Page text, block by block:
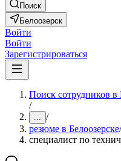
Поиск
Белоозерск
Войти
Войти
Зарегистрироваться
Поиск сотрудников в
/
... /
резюме в Белоозерске/
специалист по